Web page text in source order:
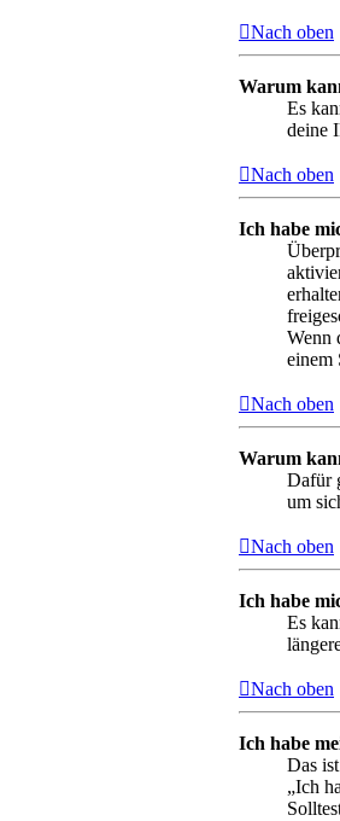
Nach oben
Warum
Es
deine
Nach oben
Ich habe
Wenn
einem
Nach oben
Warum
Dafür
um
Nach oben
Ich habe
Es
Nach oben
Ich habe
Das
„Ich